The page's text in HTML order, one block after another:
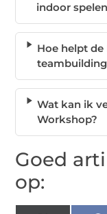
indoor
Hoe helpt
Wat kan ik
Workshop?
Goed
op: